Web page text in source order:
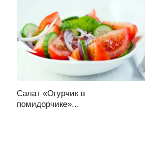
Салат «Огурчик в
помидорчике»...